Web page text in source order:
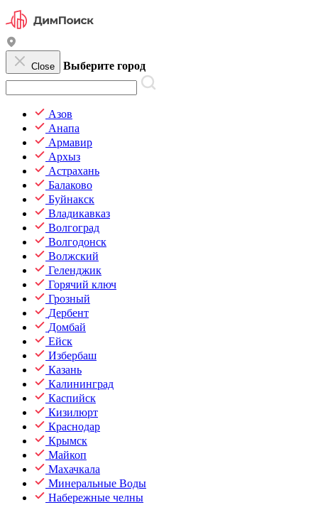
Close Выберите город
Азов
Анапа
Армавир
Архыз
Астрахань
Балаково
Буйнакск
Владикавказ
Волгоград
Волгодонск
Волжский
Геленджик
Горячий ключ
Грозный
Дербент
Домбай
Ейск
Избербаш
Казань
Калининград
Каспийск
Кизилюрт
Краснодар
Крымск
Майкоп
Махачкала
Минеральные Воды
Набережные челны